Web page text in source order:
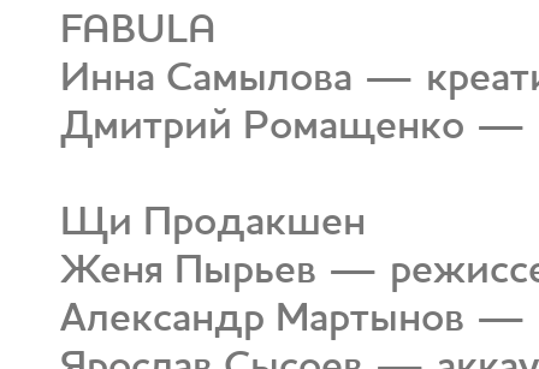
FABULA
Инна Самылова —
Дмитрий Ромащенко —
Щи Продакшен
Женя Пырьев —
Александр Мартынов —